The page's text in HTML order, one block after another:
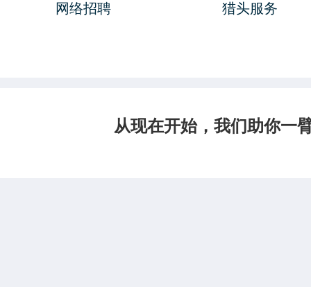
网络招聘 猎头服务
从现在开始，我们助你一